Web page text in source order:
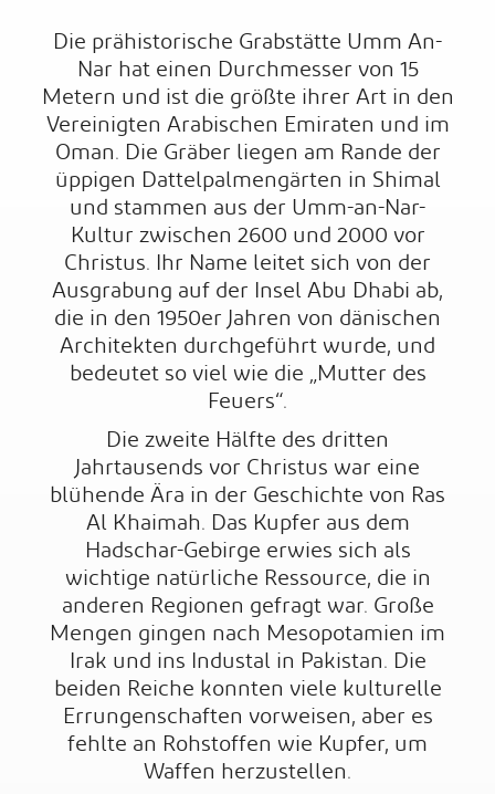
Die prähistorische Grabstätte Umm An-
Nar hat einen Durchmesser von 15
Metern und ist die größte ihrer Art in den
Vereinigten Arabischen Emiraten und im
Oman. Die Gräber liegen am Rande der
üppigen Dattelpalmengärten in Shimal
und stammen aus der Umm-an-Nar-
Kultur zwischen 2600 und 2000 vor
Christus. Ihr Name leitet sich von der
Ausgrabung auf der Insel Abu Dhabi ab,
die in den 1950er Jahren von dänischen
Architekten durchgeführt wurde, und
bedeutet so viel wie die „Mutter des
Feuers“.
Die zweite Hälfte des dritten
Jahrtausends vor Christus war eine
blühende Ära in der Geschichte von Ras
Al Khaimah. Das Kupfer aus dem
Hadschar-Gebirge erwies sich als
wichtige natürliche Ressource, die in
anderen Regionen gefragt war. Große
Mengen gingen nach Mesopotamien im
Irak und ins Industal in Pakistan. Die
beiden Reiche konnten viele kulturelle
Errungenschaften vorweisen, aber es
fehlte an Rohstoffen wie Kupfer, um
Waffen herzustellen.